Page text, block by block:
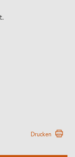
Drucken